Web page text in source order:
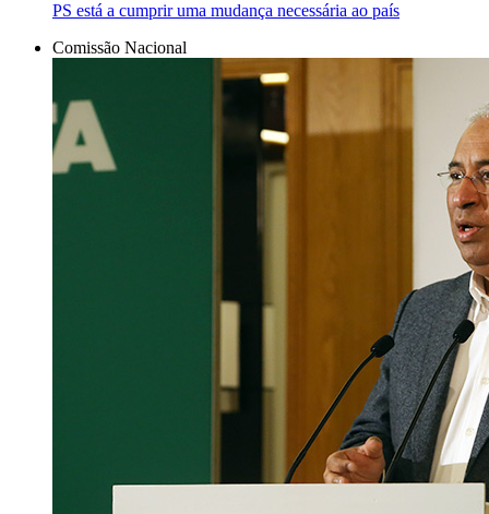
PS está a cumprir uma mudança necessária ao país
Comissão Nacional